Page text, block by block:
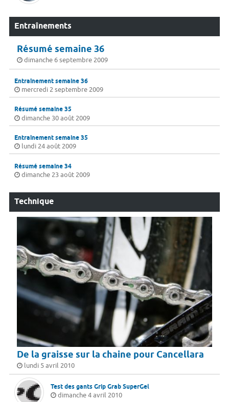
Entraînements
Résumé semaine 36
dimanche 6 septembre 2009
Entraînement semaine 36
mercredi 2 septembre 2009
Résumé semaine 35
dimanche 30 août 2009
Entraînement semaine 35
lundi 24 août 2009
Résumé semaine 34
dimanche 23 août 2009
Technique
De la graisse sur la chaine pour Cancellara
lundi 5 avril 2010
Test des gants Grip Grab SuperGel
dimanche 4 avril 2010